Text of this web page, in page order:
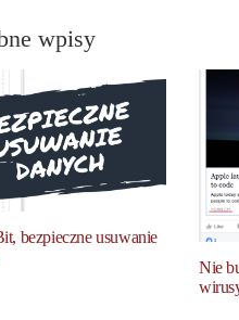
wpisy
bezpieczne usuwanie
Nie